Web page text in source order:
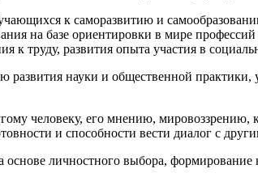
к саморазвитию и
на базе ориентировки в мире
к труду, развития опыта участия в
науки и общественной
человеку, его мнению, мировоззрению,
и способности вести диалог с
личностного выбора, формирование